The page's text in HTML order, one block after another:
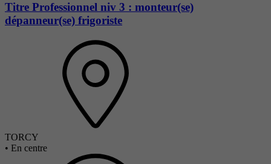
Titre Professionnel niv 3 : monteur(se)
dépanneur(se) frigoriste
TORCY
• En centre